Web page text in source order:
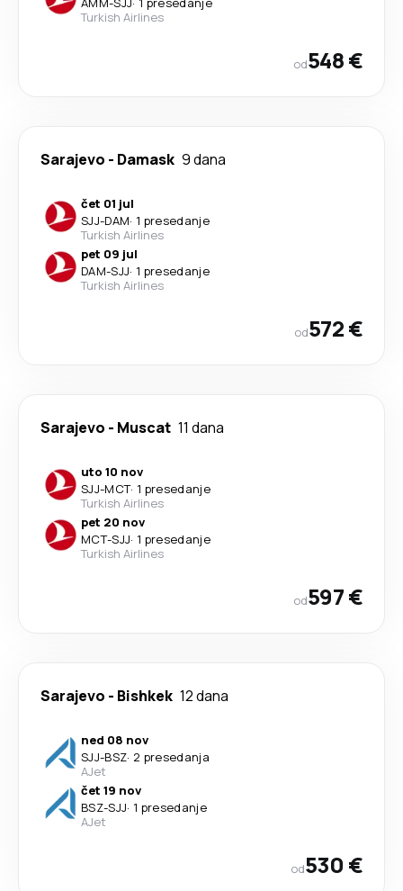
Turkish Airlines
od548 €
Sarajevo - Damask 9 dana
čet 01 jul
SJJ-DAM· 1 presedanje
Turkish Airlines
pet 09 jul
DAM-SJJ· 1 presedanje
Turkish Airlines
od572 €
Sarajevo - Muscat 11 dana
uto 10 nov
SJJ-MCT· 1 presedanje
Turkish Airlines
pet 20 nov
MCT-SJJ· 1 presedanje
Turkish Airlines
od597 €
Sarajevo - Bishkek 12 dana
ned 08 nov
SJJ-BSZ· 2 presedanja
AJet
čet 19 nov
BSZ-SJJ· 1 presedanje
AJet
od530 €